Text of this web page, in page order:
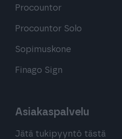
Procountor
Procountor Solo
Sopimuskone
Finago Sign
Asiakaspalvelu
Jätä tukipyyntö tästä